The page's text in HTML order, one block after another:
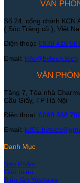
VĂN
Số 24, cổng chính KCN
( Sóc Trăng cũ ), Việt
Điện thoại: 0938 416
Email: info@bvtech.tech
VĂN
Tầng 7, Tòa nhà
Cầu Giấy, TP Hà Nội
Điện thoại: 0988 568
Email:
Danh Mục
Sản Phẩm
Giới thiệu
Biến tần Yaskawa